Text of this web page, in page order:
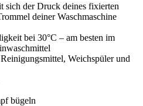
sich der Druck deines fixierten
deiner Waschmaschine
bei 30°C – am besten im
Weichspüler und
bügeln